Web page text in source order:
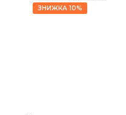
ЗНИЖКА 10%